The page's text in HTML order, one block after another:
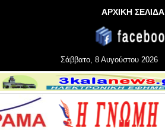
ΑΡΧΙΚΗ ΣΕΛΙΔΑ
Σάββατο, 8 Αυγούστου 2026